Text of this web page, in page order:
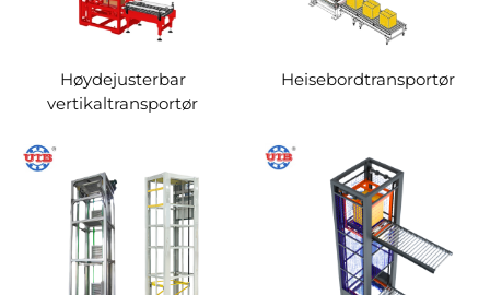
Høydejusterbar
vertikaltransportør
Heisebordtransportør